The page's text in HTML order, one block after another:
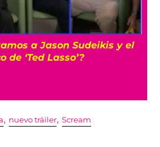
a Jason Sudeikis y el
de ‘Ted Lasso’?
, nuevo tráiler,Scream